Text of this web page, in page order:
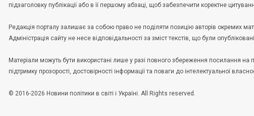
підзаголовку публікації або в її першому абзаці, щоб забезпечити коректне
Редакція порталу залишає за собою право не поділяти позицію авторів окремих
Адміністрація сайту не несе відповідальності за зміст текстів, що були
Матеріали можуть бути використані лише у разі повного збереження посилання
підтримку прозорості, достовірності інформації та поваги до інтелектуальної
© 2016-2026 Новини політики в світі і Україні. All Rights reserved.